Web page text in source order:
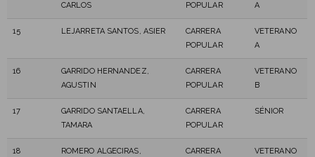
CARLOS
POPULAR
A
15 LEJARRETA SANTOS, ASIER
CARRERA
POPULAR
VETERANO
A
16
GARRIDO HERNANDEZ,
AGUSTIN
CARRERA
POPULAR
VETERANO
B
17
GARRIDO SANTAELLA,
TAMARA
CARRERA
POPULAR
SÉNIOR
18
ROMERO ALGECIRAS,
CARRERA
VETERANO